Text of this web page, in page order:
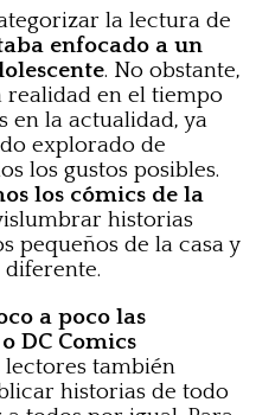
la lectura de
enfocado a un
. No obstante,
realidad en el tiempo
en la actualidad, ya
explorado de
los gustos posibles.
los cómics de la
historias
pequeños de la casa y
diferente.
a poco las
DC Comics
lectores también
historias de todo